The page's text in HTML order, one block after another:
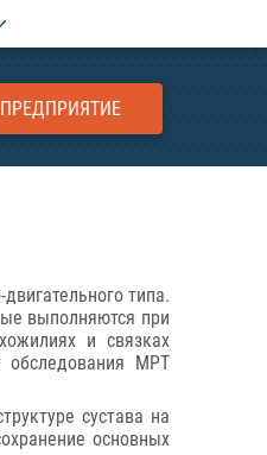
типа.
выполняются при
и связках
обследования МРТ
сустава на
основных